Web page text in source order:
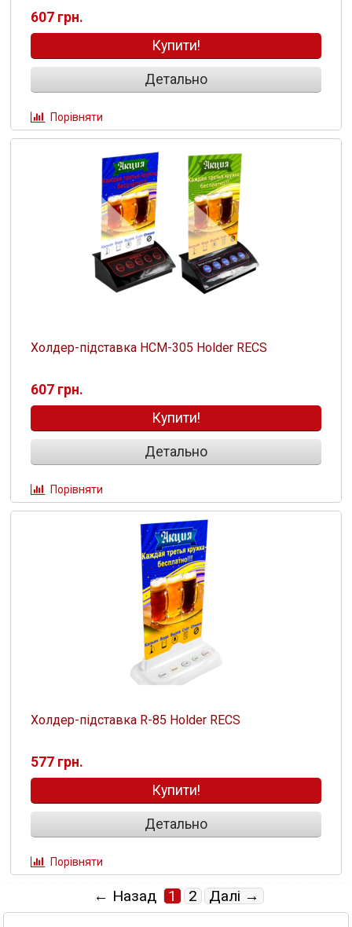
607 грн.
Купити!
Детально
Порівняти
Холдер-підставка HCM-305 Holder RECS
607 грн.
Купити!
Детально
Порівняти
Холдер-підставка R-85 Holder RECS
577 грн.
Купити!
Детально
Порівняти
← Назад 1 2 Далі →